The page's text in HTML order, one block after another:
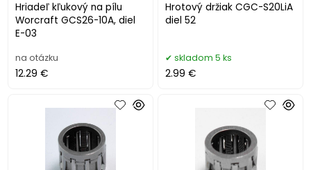
Hriadeľ kľukový na pílu
Worcraft GCS26-10A, diel
E-03
na otázku
12.29 €
Hrotový držiak CGC-S20LiA
diel 52
skladom 5 ks
2.99 €